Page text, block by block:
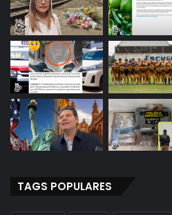
TAGS POPULARES